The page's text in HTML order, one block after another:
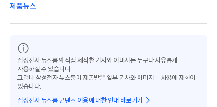
제품뉴스
삼성전자 뉴스룸의 직접 제작한 기사와 이미지는 누구나 자유롭게
사용하실 수 있습니다.
그러나 삼성전자 뉴스룸이 제공받은 일부 기사와 이미지는 사용에 제한이
있습니다.
삼성전자 뉴스룸 콘텐츠 이용에 대한 안내 바로가기